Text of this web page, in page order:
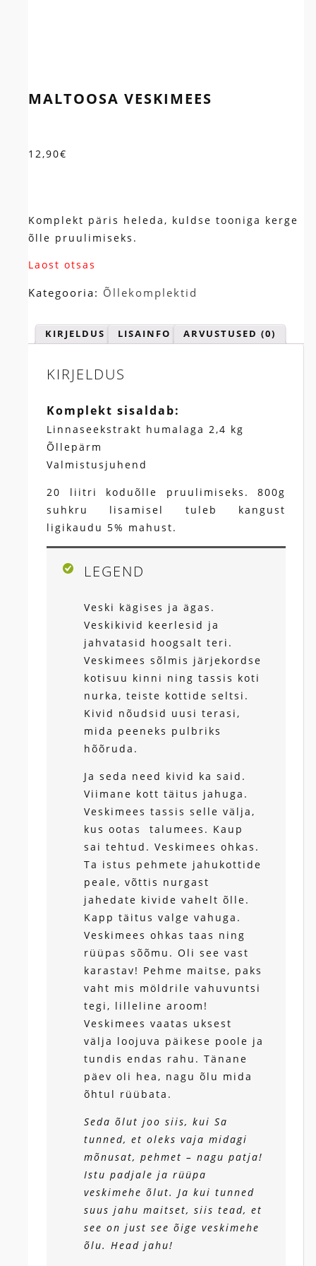
MALTOOSA VESKIMEES
12,90€
Komplekt päris heleda, kuldse tooniga kerge
õlle pruulimiseks.
Laost otsas
Kategooria: Õllekomplektid
KIRJELDUS LISAINFO ARVUSTUSED (0)
KIRJELDUS
Komplekt sisaldab:
Linnaseekstrakt humalaga 2,4 kg
Õllepärm
Valmistusjuhend
20 liitri koduõlle pruulimiseks. 800g
suhkru lisamisel tuleb kangust
ligikaudu 5% mahust.
LEGEND
Veski kägises ja ägas.
Veskikivid keerlesid ja
jahvatasid hoogsalt teri.
Veskimees sõlmis järjekordse
kotisuu kinni ning tassis koti
nurka, teiste kottide seltsi.
Kivid nõudsid uusi terasi,
mida peeneks pulbriks
hõõruda.
Ja seda need kivid ka said.
Viimane kott täitus jahuga.
Veskimees tassis selle välja,
kus ootas talumees. Kaup
sai tehtud. Veskimees ohkas.
Ta istus pehmete jahukottide
peale, võttis nurgast
jahedate kivide vahelt õlle.
Kapp täitus valge vahuga.
Veskimees ohkas taas ning
rüüpas sõõmu. Oli see vast
karastav! Pehme maitse, paks
vaht mis möldrile vahuvuntsi
tegi, lilleline aroom!
Veskimees vaatas uksest
välja loojuva päikese poole ja
tundis endas rahu. Tänane
päev oli hea, nagu õlu mida
õhtul rüübata.
Seda õlut joo siis, kui Sa
tunned, et oleks vaja midagi
mõnusat, pehmet – nagu patja!
Istu padjale ja rüüpa
veskimehe õlut. Ja kui tunned
suus jahu maitset, siis tead, et
see on just see õige veskimehe
õlu. Head jahu!